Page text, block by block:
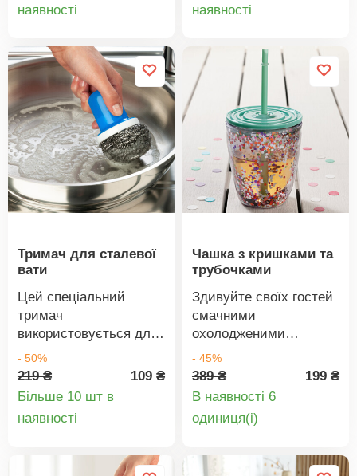
чудова ідея.
наявності
наявності
Тримач для сталевої
вати
Цей спеціальний
тримач
використовується для
утримання сталевої
вати. Просто одягніть
його! Таким чином, ви
каструлі та сковорідки,
ABS, 10 x 6 см. У
- 50%
219 ₴
109 ₴
Більше 10 шт в
наявності
Чашка з кришками та
трубочками
Здивуйте своїх гостей
смачними
охолодженими
напоями у блискучих
чашках з кришками та
трубочками.
- 45%
389 ₴
199 ₴
В наявності 6
oдиниця(і)